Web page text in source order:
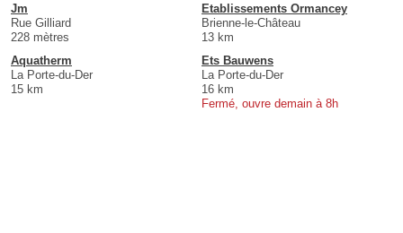
Jm
Rue Gilliard
228 mètres
Etablissements Ormancey
Brienne-le-Château
13 km
Aquatherm
La Porte-du-Der
15 km
Ets Bauwens
La Porte-du-Der
16 km
Fermé, ouvre demain à 8h